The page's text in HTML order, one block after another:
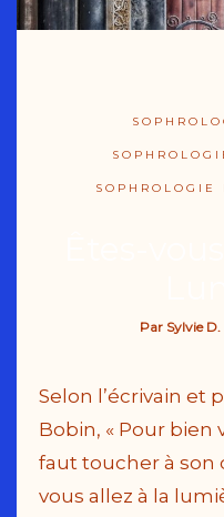
Par Sylvie D.
Selon l’écrivain et
Bobin, « Pour bien
faut toucher à son
vous allez à la